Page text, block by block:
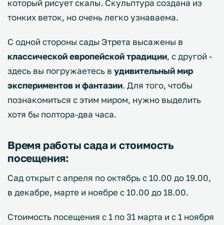
который рисует скалы. Скульптура создана из
тонких веток, но очень легко узнаваема.
С одной стороны сады Этрета высажены в
классической европейской традиции, с другой -
здесь вы погружаетесь в удивительный мир
экспериментов и фантазии. Для того, чтобы
познакомиться с этим миром, нужно выделить
хотя бы полтора-два часа.
Время работы сада и стоимость
посещения:
Сад открыт с апреля по октябрь с 10.00 до 19.00,
в декабре, марте и ноябре с 10.00 до 18.00.
Стоимость посещения с 1 по 31 марта и с 1 ноября